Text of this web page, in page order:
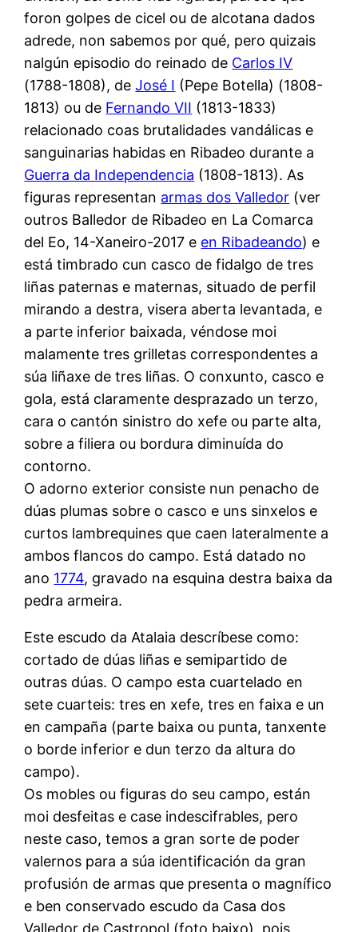
foron golpes de cicel ou de alcotana dados
adrede, non sabemos por qué, pero quizais
nalgún episodio do reinado de Carlos IV
(1788-1808), deJosé I (Pepe Botella) (1808-
1813) ou de Fernando VII (1813-1833)
relacionado coas brutalidades vandálicas e
sanguinarias habidas en Ribadeo durante a
Guerra da Independencia (1808-1813). As
figuras representan armas dos Valledor (ver
outros Balledor de Ribadeo en La Comarca
del Eo, 14-Xaneiro-2017 e en Ribadeando) e
está timbrado cun casco de fidalgo de tres
liñas paternas e maternas, situado de perfil
mirando a destra, visera aberta levantada, e
a parte inferior baixada, véndose moi
malamente tres grilletas correspondentes a
súa liñaxe de tres liñas. O conxunto, casco e
gola, está claramente desprazado un terzo,
cara o cantón sinistro do xefe ou parte alta,
sobre a filiera ou bordura diminuída do
contorno.
O adorno exterior consiste nun penacho de
dúas plumas sobre o casco e uns sinxelos e
curtos lambrequines que caen lateralmente a
ambos flancos do campo. Está datado no
ano 1774, gravado na esquina destra baixa da
pedra armeira.
Este escudo da Atalaia descríbese como:
cortado de dúas liñas e semipartido de
outras dúas. O campo esta cuartelado en
sete cuarteis: tres en xefe, tres en faixa e un
en campaña (parte baixa ou punta, tanxente
o borde inferior e dun terzo da altura do
campo).
Os mobles ou figuras do seu campo, están
moi desfeitas e case indescifrables, pero
neste caso, temos a gran sorte de poder
valernos para a súa identificación da gran
profusión de armas que presenta o magnífico
e ben conservado escudo da Casa dos
Valledor de Castropol (foto baixo), pois